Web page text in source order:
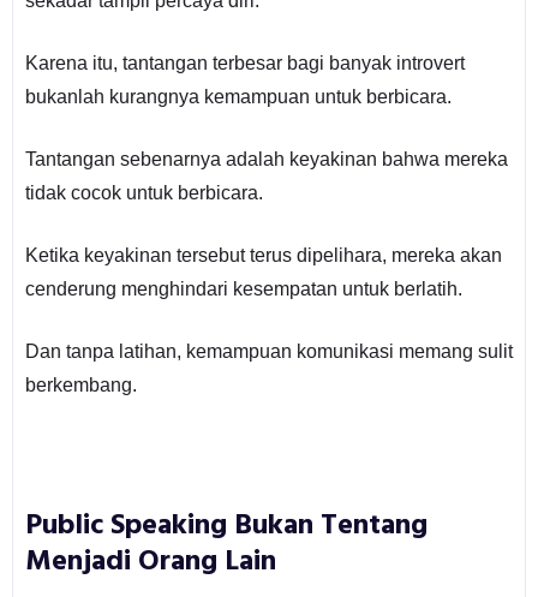
Karena itu, tantangan terbesar bagi banyak introvert
bukanlah kurangnya kemampuan untuk berbicara.
Tantangan sebenarnya adalah keyakinan bahwa mereka
tidak cocok untuk berbicara.
Ketika keyakinan tersebut terus dipelihara, mereka akan
cenderung menghindari kesempatan untuk berlatih.
Dan tanpa latihan, kemampuan komunikasi memang sulit
berkembang.
Public Speaking Bukan Tentang
Menjadi Orang Lain